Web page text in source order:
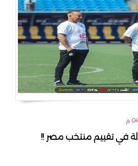
في تقييم منتخب مصر !!